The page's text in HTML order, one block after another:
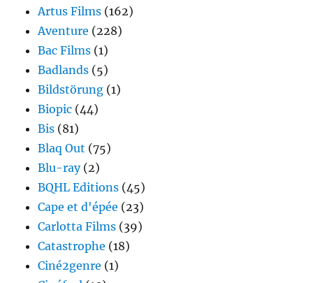
Artus Films (162)
Aventure (228)
Bac Films (1)
Badlands (5)
Bildstörung (1)
Biopic (44)
Bis (81)
Blaq Out (75)
Blu-ray(2)
BQHL Editions (45)
Cape et d'épée (23)
Carlotta Films (39)
Catastrophe (18)
Ciné2genre (1)